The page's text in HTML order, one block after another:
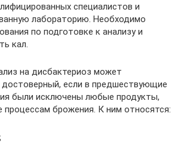
специалистов и
лабораторию. Необходимо
по подготовке к анализу и
кал.
на дисбактериоз может
достоверный, если в предшествующие
были исключены любые продукты,
брожения. К ним относятся: